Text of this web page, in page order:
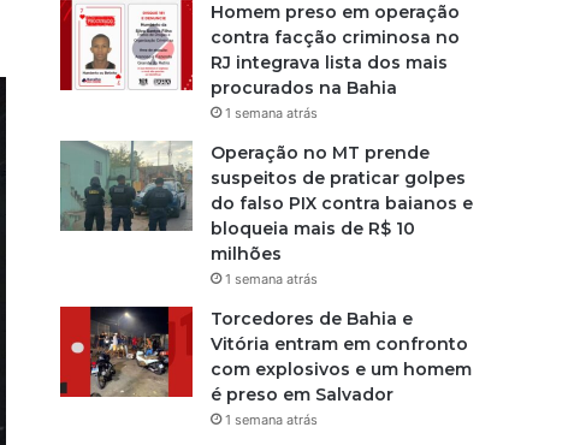
Homem preso em operação
contra facção criminosa no
RJ integrava lista dos mais
procurados na Bahia
1 semana atrás
Operação no MT prende
suspeitos de praticar golpes
do falso PIX contra baianos e
bloqueia mais de R$ 10
milhões
1 semana atrás
Torcedores de Bahia e
Vitória entram em confronto
com explosivos e um homem
é preso em Salvador
1 semana atrás